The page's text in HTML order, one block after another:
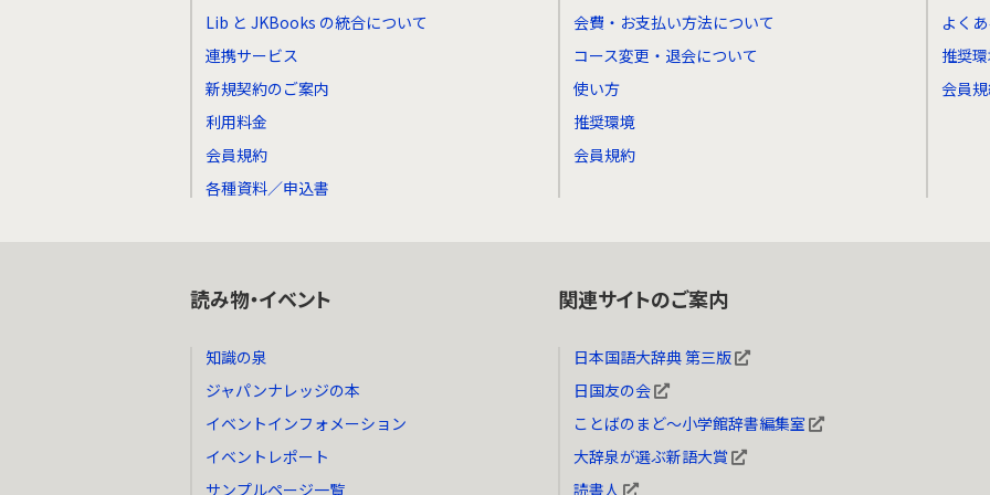
Lib と JKBooks の統合について
連携サービス
新規契約のご案内
利用料金
会員規約
各種資料／申込書
会費・お支払い方法について
コース変更・退会について
使い方
推奨環境
会員規約
よく
推奨
会員
読み物・イベント
知識の泉
ジャパンナレッジの本
イベントインフォメーション
イベントレポート
サンプルページ一覧
関連サイトのご案内
日本国語大辞典 第三版
日国友の会
ことばのまど～小学館辞書編集室
大辞泉が選ぶ新語大賞
読書人